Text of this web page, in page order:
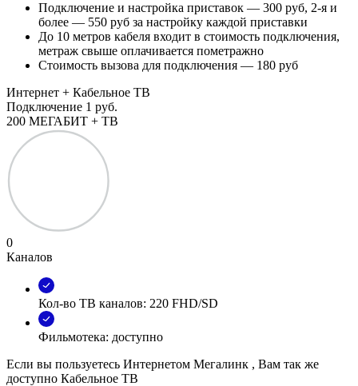
Подключение и настройка приставок — 300 руб, 2-я и
более — 550 руб за настройку каждой приставки
До 10 метров кабеля входит в стоимость подключения,
метраж свыше оплачивается пометражно
Стоимость вызова для подключения — 180 руб
Интернет + Кабельное ТВ
Подключение 1 руб.
200 МЕГАБИТ + ТВ
0
Каналов
Кол-во ТВ каналов: 220 FHD/SD
Фильмотека: доступно
Если вы пользуетесь Интернетом Мегалинк , Вам так же
доступно Кабельное ТВ